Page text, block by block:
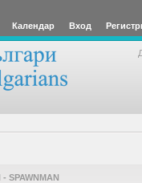
Календар Вход